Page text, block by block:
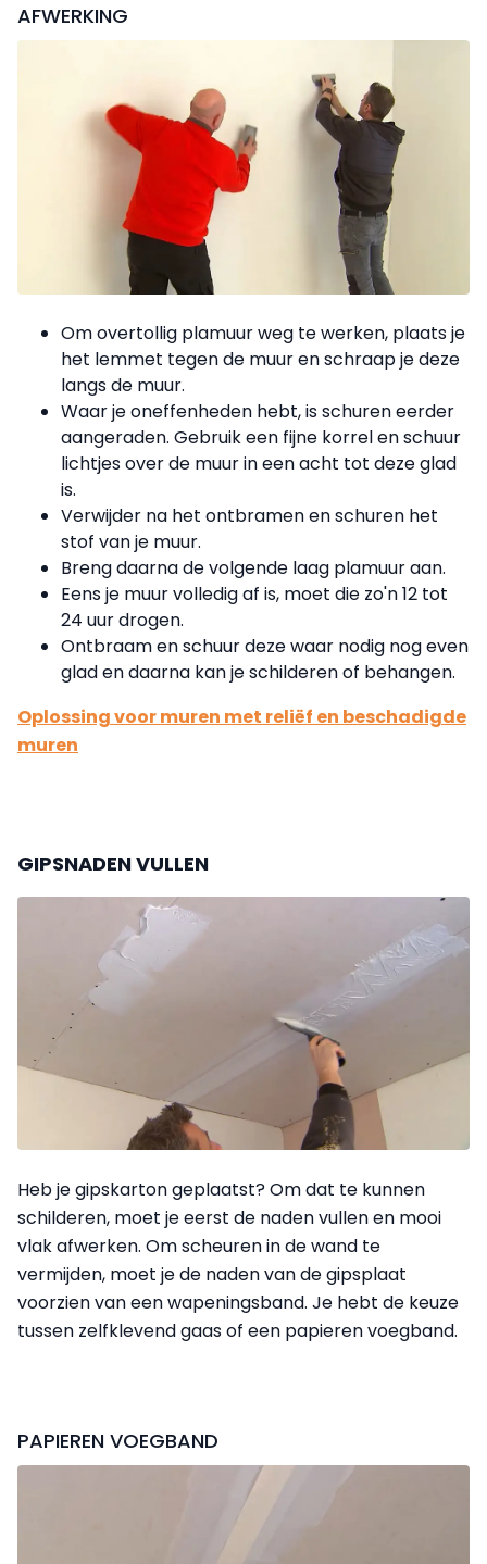
AFWERKING
Om overtollig plamuur weg te werken, plaats je
het lemmet tegen de muur en schraap je deze
langs de muur.
Waar je oneffenheden hebt, is schuren eerder
aangeraden. Gebruik een fijne korrel en schuur
lichtjes over de muur in een acht tot deze glad
is.
Verwijder na het ontbramen en schuren het
stof van je muur.
Breng daarna de volgende laag plamuur aan.
Eens je muur volledig af is, moet die zo'n 12 tot
24 uur drogen.
Ontbraam en schuur deze waar nodig nog even
glad en daarna kan je schilderen of behangen.
Oplossing voor muren met reliëf en beschadigde
muren
GIPSNADEN VULLEN
Heb je gipskarton geplaatst? Om dat te kunnen
schilderen, moet je eerst de naden vullen en mooi
vlak afwerken. Om scheuren in de wand te
vermijden, moet je de naden van de gipsplaat
voorzien van een wapeningsband. Je hebt de keuze
tussen zelfklevend gaas of een papieren voegband.
PAPIEREN VOEGBAND